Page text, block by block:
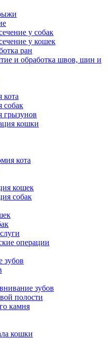
у собак
у кошек
ран
и обработка швов, шин и
кота
собак
грызунов
кошки
кота
кошек
собак
операции
зубов
зубов
полости
камня
кошки